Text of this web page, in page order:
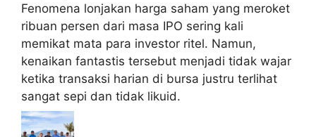
Fenomena lonjakan harga saham yang meroket
ribuan persen dari masa IPO sering kali
memikat mata para investor ritel. Namun,
kenaikan fantastis tersebut menjadi tidak wajar
ketika transaksi harian di bursa justru terlihat
sangat sepi dan tidak likuid.